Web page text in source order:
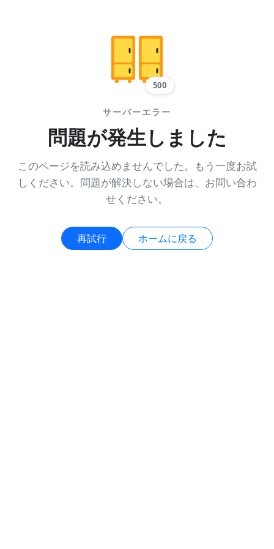
500
サーバーエラー
問題が発生しました
このページを読み込めませんでした。もう一度お試
しください。問題が解決しない場合は、お問い合わ
せください。
再試行 ホームに戻る